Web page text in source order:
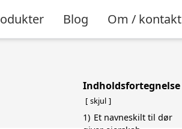
Blog Om / kontakt
Indholdsfortegnelse
skjul
1) Et navneskilt til dør